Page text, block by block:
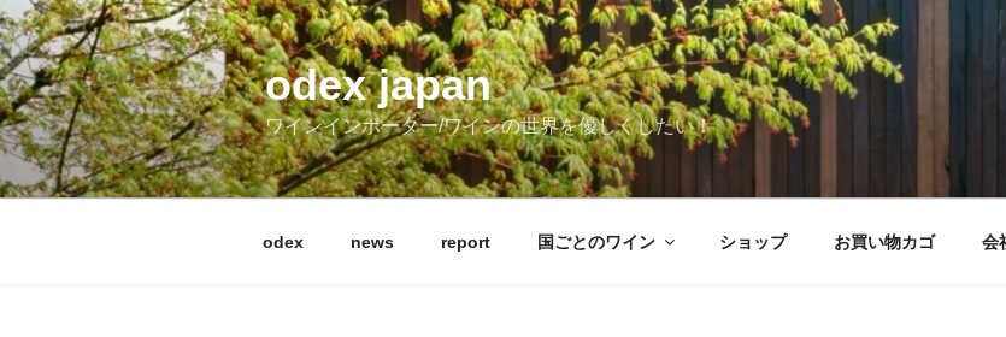
コ
ン
テ
ン
ツ
へ
ス
odex japan
ワインインポーター/ワインの世界を優しくしたい！
odex news report 国ごとのワイン ショップ お買い物カゴ 会